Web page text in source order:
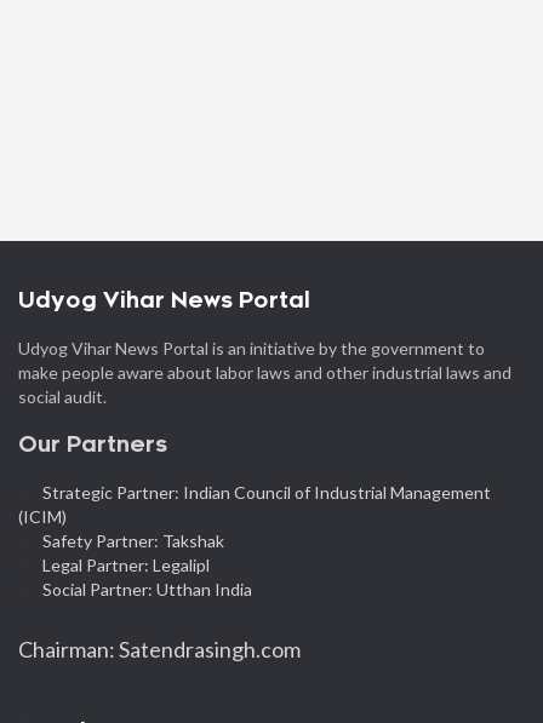
Udyog Vihar News Portal
Udyog Vihar News Portal is an initiative by the government to
make people aware about labor laws and other industrial laws and
social audit.
Our Partners
Strategic Partner: Indian Council of Industrial Management
(ICIM)
Safety Partner: Takshak
Legal Partner: Legalipl
Social Partner: Utthan India
Chairman: Satendrasingh.com